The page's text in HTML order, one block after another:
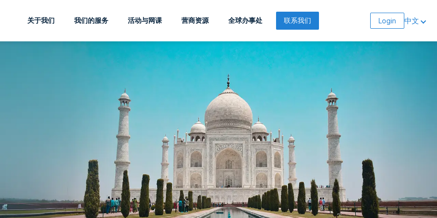
关于我们 我们的服务 活动与网课 营商资源 全球办事处 联系我们 Login 中文